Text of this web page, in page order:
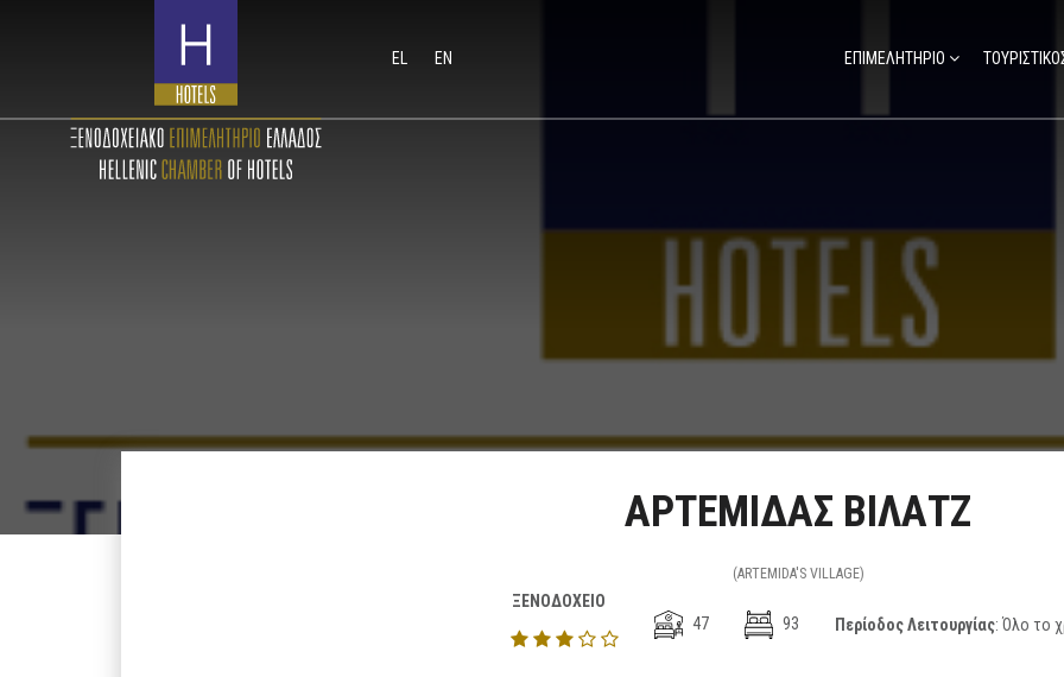
EL EN ΕΠΙΜΕΛΗΤΗΡΙΟ
ΑΡΤΕΜΙΔΑΣ ΒΙΛΑΤΖ
(ARTEMIDA'S VILLAGE)
ΞΕΝΟΔΟΧΕΙΟ
47
93 Περίοδος Λειτουργίας: Όλο το